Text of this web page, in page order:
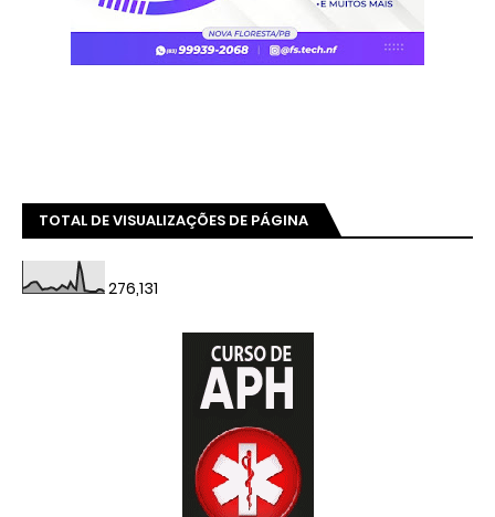
TOTAL DE VISUALIZAÇÕES DE PÁGINA
276,131